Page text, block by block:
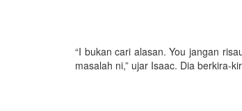
“I bukan cari alasan. You jangan
masalah ni,” ujar Isaac. Dia berkira-